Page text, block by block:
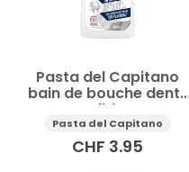
Pasta del Capitano
bain de bouche dents
sensibles et
blanchissant 400ml
Pasta del Capitano
CHF 3.95